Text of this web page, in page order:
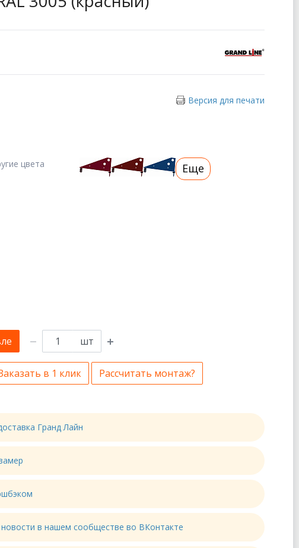
Версия для печати
цвета Еще
шт
в 1 клик Рассчитать монтаж?
Гранд Лайн
новости в нашем сообществе во ВКонтакте